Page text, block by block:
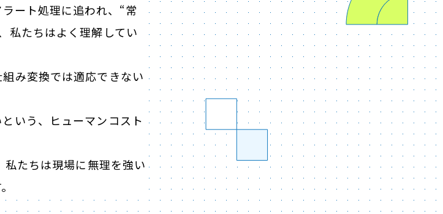
ート処理に追われ、“常
私たちはよく理解してい
み変換では適応できない
いう、ヒューマンコスト
たちは現場に無理を強い